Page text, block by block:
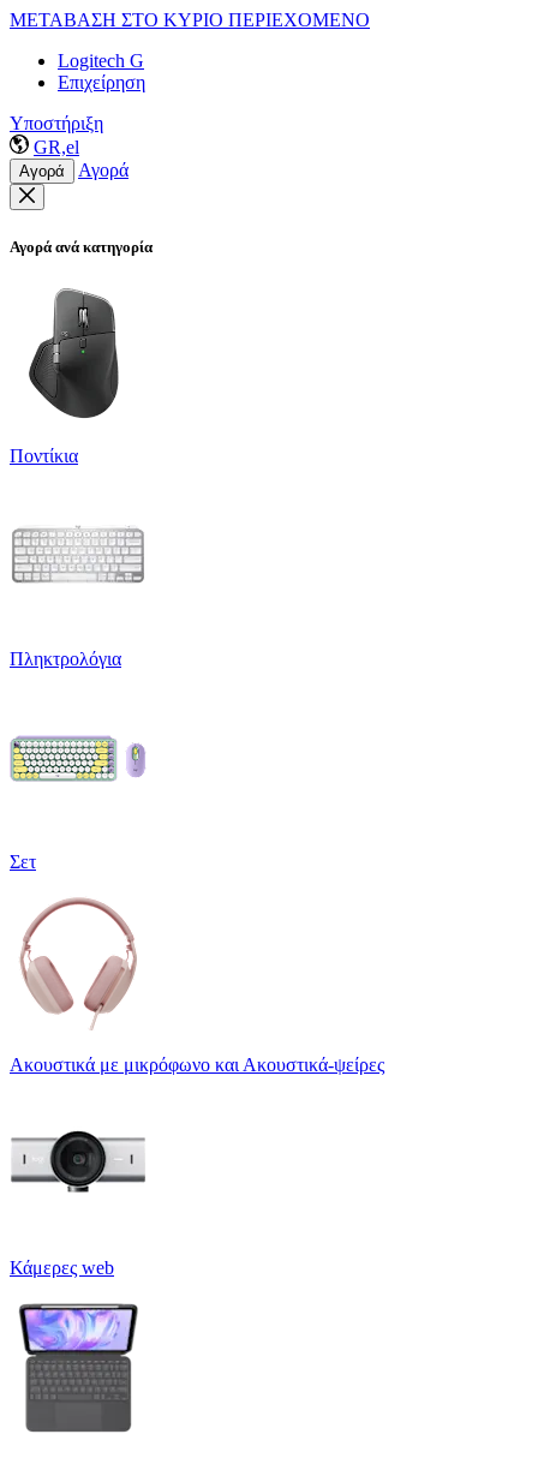
ΜΕΤΑΒΑΣΗ ΣΤΟ ΚΥΡΙΟ ΠΕΡΙΕΧΟΜΕΝΟ
Logitech G
Επιχείρηση
Υποστήριξη
GR,el
Αγορά Αγορά
Αγορά ανά κατηγορία
Ποντίκια
Πληκτρολόγια
Σετ
Ακουστικά με μικρόφωνο και Ακουστικά-ψείρες
Κάμερες web